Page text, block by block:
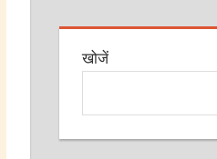
खोजें